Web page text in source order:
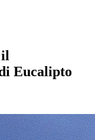
Eucalipto